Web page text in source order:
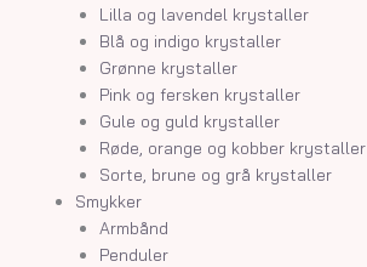
Lilla og lavendel krystaller
Blå og indigo krystaller
Grønne krystaller
Pink og fersken krystaller
Gule og guld krystaller
Røde, orange og kobber krystaller
Sorte, brune og grå krystaller
Smykker
Armbånd
Penduler